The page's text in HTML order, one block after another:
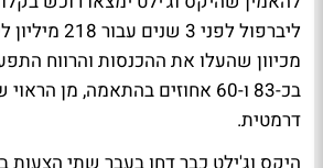
ליברפול לפני 3
מכיוון שהעלו את ההכנסות והרווח
בכ-83 ו-60 אחוזים בהתאמה, מן
דרמטית.